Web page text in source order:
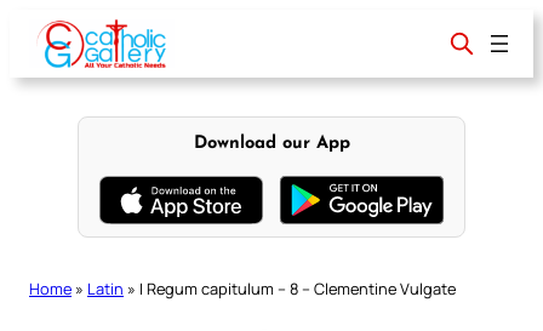
content
Download our App
Home » Latin » I Regum capitulum – 8 – Clementine Vulgate